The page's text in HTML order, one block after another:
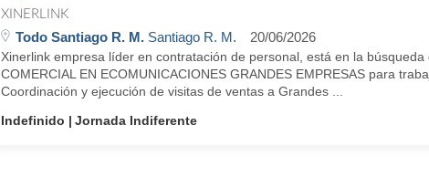
XINERLINK
Todo Santiago R. M.Santiago R. M. 20/06/2026
Xinerlink empresa líder en contratación de personal, está en la
COMERCIAL EN ECOMUNICACIONES GRANDES EMPRESAS para
Coordinación y ejecución de visitas de ventas a Grandes ...
Indefinido
Jornada Indiferente